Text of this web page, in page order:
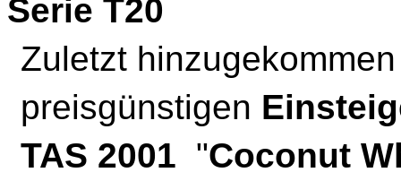
Serie T20
Zuletzt
preisgünstigen
TAS 2001 "Coconut